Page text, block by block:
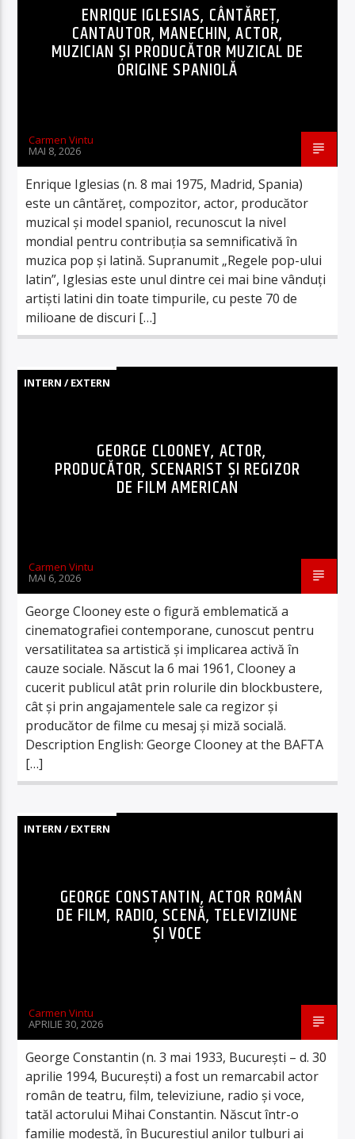
ENRIQUE IGLESIAS, CÂNTĂREȚ,
CANTAUTOR, MANECHIN, ACTOR,
MUZICIAN ȘI PRODUCĂTOR MUZICAL DE
ORIGINE SPANIOLĂ
Carmen Vintu
MAI 8, 2026
Enrique Iglesias (n. 8 mai 1975, Madrid, Spania)
este un cântăreț, compozitor, actor, producător
muzical și model spaniol, recunoscut la nivel
mondial pentru contribuția sa semnificativă în
muzica pop și latină. Supranumit „Regele pop-ului
latin”, Iglesias este unul dintre cei mai bine vânduți
artiști latini din toate timpurile, cu peste 70 de
milioane de discuri […]
INTERN / EXTERN
GEORGE CLOONEY, ACTOR,
PRODUCĂTOR, SCENARIST ȘI REGIZOR
DE FILM AMERICAN
Carmen Vintu
MAI 6, 2026
George Clooney este o figură emblematică a
cinematografiei contemporane, cunoscut pentru
versatilitatea sa artistică și implicarea activă în
cauze sociale. Născut la 6 mai 1961, Clooney a
cucerit publicul atât prin rolurile din blockbustere,
cât și prin angajamentele sale ca regizor și
producător de filme cu mesaj și miză socială.
Description English: George Clooney at the BAFTA
[…]
INTERN / EXTERN
GEORGE CONSTANTIN, ACTOR ROMÂN
DE FILM, RADIO, SCENĂ, TELEVIZIUNE
ȘI VOCE
Carmen Vintu
APRILIE 30, 2026
George Constantin (n. 3 mai 1933, București – d. 30
aprilie 1994, București) a fost un remarcabil actor
român de teatru, film, televiziune, radio și voce,
tatăl actorului Mihai Constantin. Născut într-o
familie modestă, în Bucureștiul anilor tulburi ai